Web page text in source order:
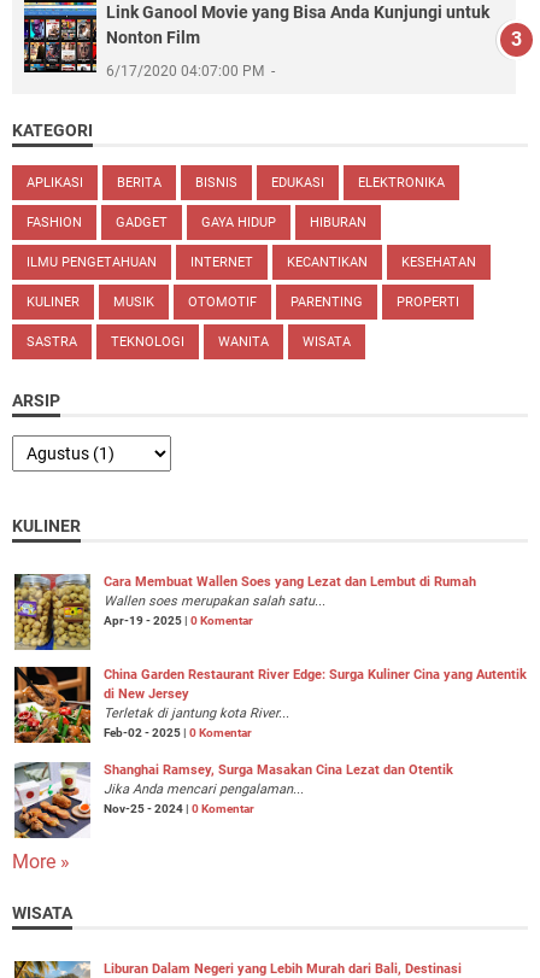
Link Ganool Movie yang Bisa Anda Kunjungi untuk
Nonton Film
6/17/2020 04:07:00 PM
KATEGORI
APLIKASI BERITA BISNIS EDUKASI ELEKTRONIKA
FASHION GADGET GAYA HIDUP HIBURAN
ILMU PENGETAHUAN INTERNET KECANTIKAN KESEHATAN
KULINER MUSIK OTOMOTIF PARENTING PROPERTI
SASTRA TEKNOLOGI WANITA WISATA
ARSIP
KULINER
Cara Membuat Wallen Soes yang Lezat dan Lembut di Rumah
Wallen soes merupakan salah satu...
Apr-19 - 2025 | 0 Komentar
China Garden Restaurant River Edge: Surga Kuliner Cina yang Autentik
di New Jersey
Terletak di jantung kota River...
Feb-02 - 2025 | 0 Komentar
Shanghai Ramsey, Surga Masakan Cina Lezat dan Otentik
Jika Anda mencari pengalaman...
Nov-25 - 2024 | 0 Komentar
More »
WISATA
Liburan Dalam Negeri yang Lebih Murah dari Bali, Destinasi